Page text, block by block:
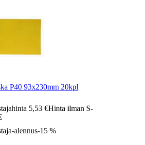
P40 93x230mm 20kpl
5,53 €Hinta ilman S-
alennus-15 %